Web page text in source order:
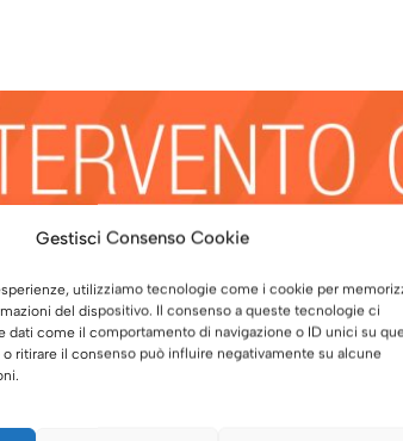
Gestisci Consenso Cookie
utilizziamo tecnologie come i cookie per
del dispositivo. Il consenso a queste tecnologie ci
dati come il comportamento di navigazione o ID unici su
ritirare il consenso può influire negativamente su alcune